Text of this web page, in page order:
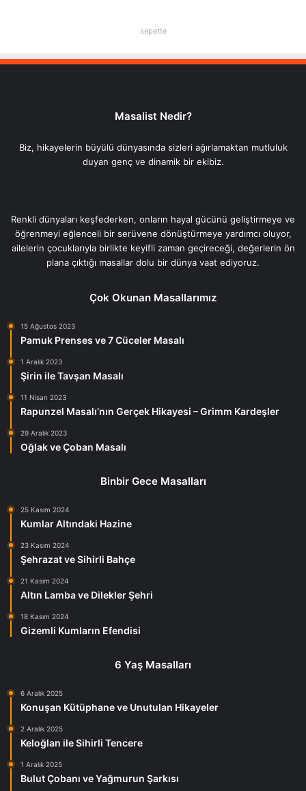
sepette
Masalist Nedir?
Biz, hikayelerin büyülü dünyasında sizleri ağırlamaktan mutluluk
duyan genç ve dinamik bir ekibiz.
Renkli dünyaları keşfederken, onların hayal gücünü geliştirmeye ve
öğrenmeyi eğlenceli bir serüvene dönüştürmeye yardımcı oluyor,
ailelerin çocuklarıyla birlikte keyifli zaman geçireceği, değerlerin ön
plana çıktığı masallar dolu bir dünya vaat ediyoruz.
Çok Okunan Masallarımız
15 Ağustos 2023
Pamuk Prenses ve 7 Cüceler Masalı
1 Aralık 2023
Şirin ile Tavşan Masalı
11 Nisan 2023
Rapunzel Masalı’nın Gerçek Hikayesi – Grimm Kardeşler
29 Aralık 2023
Oğlak ve Çoban Masalı
Binbir Gece Masalları
25 Kasım 2024
Kumlar Altındaki Hazine
23 Kasım 2024
Şehrazat ve Sihirli Bahçe
21 Kasım 2024
Altın Lamba ve Dilekler Şehri
18 Kasım 2024
Gizemli Kumların Efendisi
6 Yaş Masalları
6 Aralık 2025
Konuşan Kütüphane ve Unutulan Hikayeler
2 Aralık 2025
Keloğlan ile Sihirli Tencere
1 Aralık 2025
Bulut Çobanı ve Yağmurun Şarkısı